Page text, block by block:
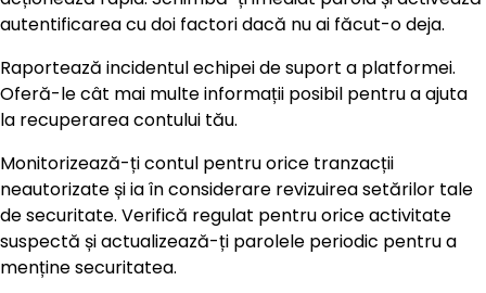
autentificarea cu doi factori dacă nu ai făcut-o deja.
Raportează incidentul echipei de suport a platformei.
Oferă-le cât mai multe informații posibil pentru a ajuta
la recuperarea contului tău.
Monitorizează-ți contul pentru orice tranzacții
neautorizate și ia în considerare revizuirea setărilor tale
de securitate. Verifică regulat pentru orice activitate
suspectă și actualizează-ți parolele periodic pentru a
menține securitatea.